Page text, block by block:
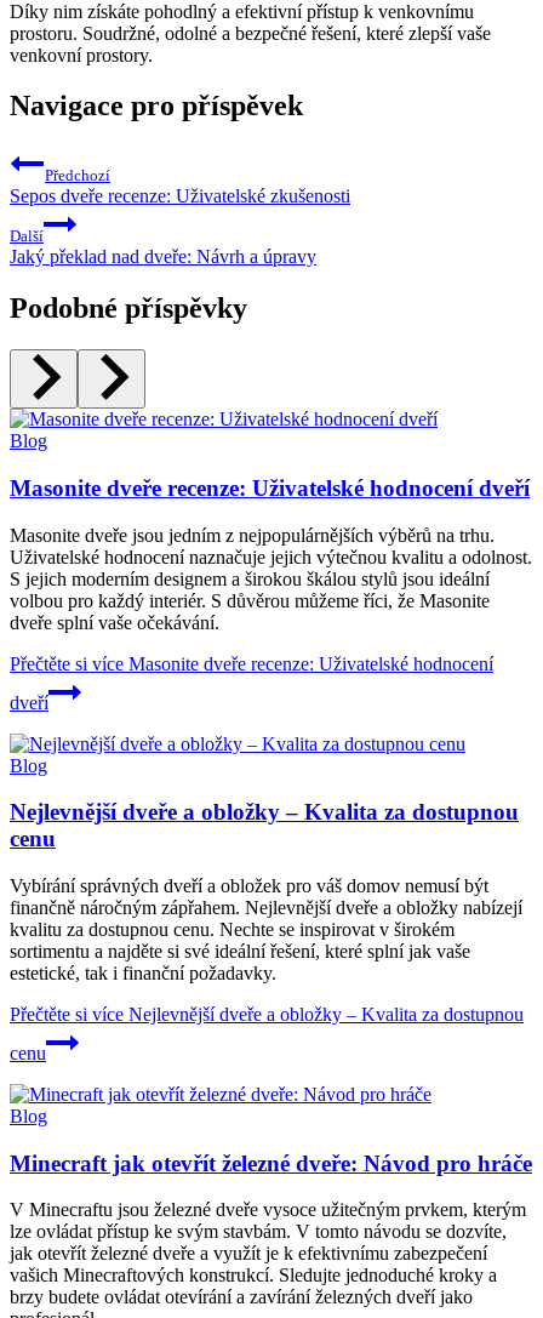
Díky nim získáte pohodlný a efektivní přístup k⁣ venkovnímu
prostoru. Soudržné, odolné a bezpečné řešení, které zlepší vaše
venkovní prostory.
Navigace pro příspěvek
Předchozí
Sepos dveře recenze: Uživatelské zkušenosti
Další
Jaký překlad nad dveře: Návrh a úpravy
Podobné příspěvky
Blog
Masonite dveře recenze: Uživatelské hodnocení dveří
Masonite dveře jsou jedním z nejpopulárnějších výběrů na trhu.
Uživatelské hodnocení naznačuje jejich výtečnou kvalitu a odolnost.
S jejich moderním designem a širokou škálou stylů jsou ideální
volbou pro každý interiér. S důvěrou můžeme říci, že Masonite
dveře splní vaše očekávání.
Přečtěte si více Masonite dveře recenze: Uživatelské hodnocení
dveří
Blog
Nejlevnější dveře a obložky – Kvalita za dostupnou
cenu
Vybírání správných dveří a obložek pro váš domov nemusí být
finančně náročným zápřahem. Nejlevnější dveře a obložky nabízejí
kvalitu za dostupnou cenu. Nechte se inspirovat v širokém
sortimentu a najděte si své ideální řešení, které splní jak vaše
estetické, tak i finanční požadavky.
Přečtěte si více Nejlevnější dveře a obložky – Kvalita za dostupnou
cenu
Blog
Minecraft jak otevřít železné dveře: Návod pro hráče
V Minecraftu jsou železné dveře vysoce užitečným prvkem, kterým
lze ovládat přístup ke svým stavbám. V tomto návodu se dozvíte,
jak otevřít železné dveře a využít je k efektivnímu zabezpečení
vašich Minecraftových konstrukcí. Sledujte jednoduché kroky a
brzy budete ovládat otevírání a zavírání železných dveří jako